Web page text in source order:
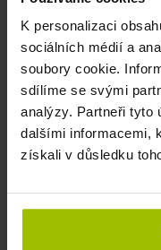
K personalizaci
sociálních médií a
soubory cookie.
sdílíme se svými
analýzy. Partneři tyto
dalšími informacemi,
získali v důsledku